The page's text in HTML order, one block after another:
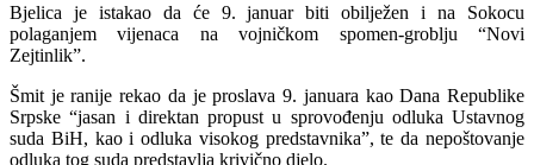
Bjelica je istakao da će 9. januar biti obilježen i na Sokocu
polaganjem vijenaca na vojničkom spomen-groblju “Novi
Zejtinlik”.
Šmit je ranije rekao da je proslava 9. januara kao Dana Republike
Srpske “jasan i direktan propust u sprovođenju odluka Ustavnog
suda BiH, kao i odluka visokog predstavnika”, te da nepoštovanje
odluka tog suda predstavlja krivično djelo.